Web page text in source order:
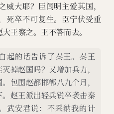
威大耶？臣闻明主爱其国，
死卒不可复生。臣宁伏受重
王察之。王不答而去。
起的话告诉了秦王。秦王
掉赵国吗？又增加兵力，
包围赵都邯郸八九个月，
赵王派出轻兵锐卒袭击秦
武安君说：不采纳我的计